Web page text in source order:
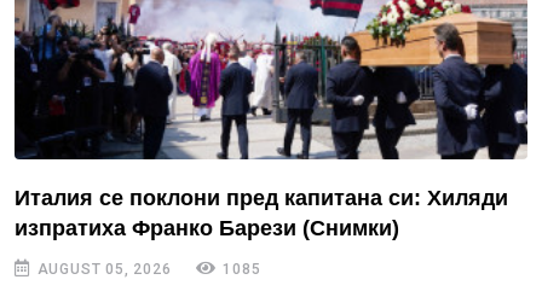
Италия се поклони пред капитана си: Хиляди
изпратиха Франко Барези (Снимки)
AUGUST 05, 2026 1085